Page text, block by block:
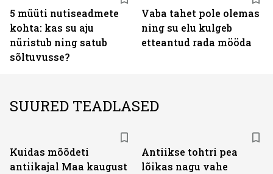
5 müüti nutiseadmete
kohta: kas su aju
nüristub ning satub
sõltuvusse?
Vaba tahet pole olemas
ning su elu kulgeb
etteantud rada mööda
SUURED TEADLASED
Kuidas mõõdeti
antiikajal Maa kaugust
Antiikse tohtri pea
lõikas nagu vahe